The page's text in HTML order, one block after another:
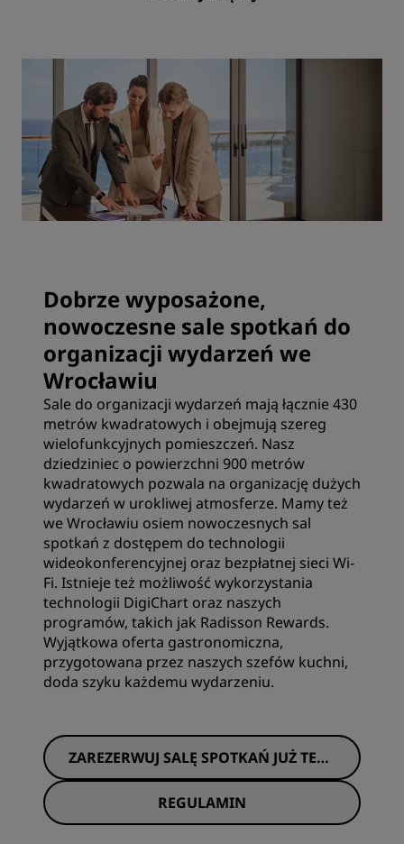
Dobrze wyposażone,
nowoczesne sale spotkań do
organizacji wydarzeń we
Wrocławiu
Sale do organizacji wydarzeń mają łącznie 430
metrów kwadratowych i obejmują szereg
wielofunkcyjnych pomieszczeń. Nasz
dziedziniec o powierzchni 900 metrów
kwadratowych pozwala na organizację dużych
wydarzeń w urokliwej atmosferze. Mamy też
we Wrocławiu osiem nowoczesnych sal
spotkań z dostępem do technologii
wideokonferencyjnej oraz bezpłatnej sieci Wi-
Fi. Istnieje też możliwość wykorzystania
technologii DigiChart oraz naszych
programów, takich jak Radisson Rewards.
Wyjątkowa oferta gastronomiczna,
przygotowana przez naszych szefów kuchni,
doda szyku każdemu wydarzeniu.
ZAREZERWUJ SALĘ SPOTKAŃ JUŻ TERA
Z
REGULAMIN